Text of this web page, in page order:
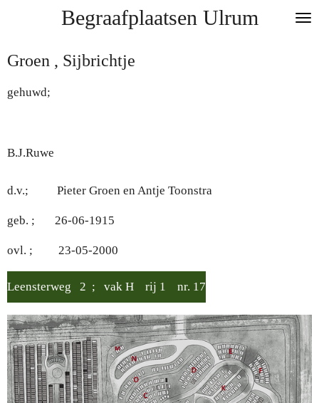
de
hoofdinhoud
Begraafplaatsen Ulrum
Groen , Sijbrichtje
gehuwd;
B.J.Ruwe
d.v.; Pieter Groen en Antje Toonstra
geb. ; 26-06-1915
ovl. ; 23-05-2000
Leensterweg 2 ; vak H rij 1 nr. 17